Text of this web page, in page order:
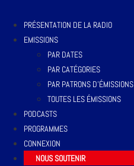
PRÉSENTATION DE LA RADIO
EMISSIONS
PAR DATES
PAR CATÉGORIES
PAR PATRONS D’ÉMISSIONS
TOUTES LES ÉMISSIONS
PODCASTS
PROGRAMMES
CONNEXION
NOUS SOUTENIR